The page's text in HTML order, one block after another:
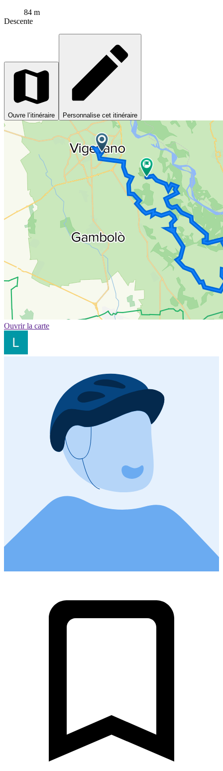
84 m
Descente
Ouvre l’itinéraire Personnalise cet itinéraire
Ouvrir la carte